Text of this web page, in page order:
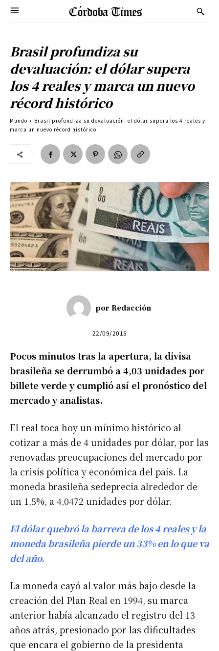
Brasil profundiza su
devaluación: el dólar supera
los 4 reales y marca un nuevo
récord histórico
Mundo
Brasil profundiza su devaluación: el dólar supera los 4 reales y
marca un nuevo récord histórico
por Redacción
22/09/2015
Pocos minutos tras la apertura, la divisa
brasileña se derrumbó a 4,03 unidades por
billete verde y cumplió así el pronóstico del
mercado y analistas.
El real toca hoy un mínimo histórico al
cotizar a más de 4 unidades por dólar, por las
renovadas preocupaciones del mercado por
la crisis política y económica del país. La
moneda brasileña sedeprecia alrededor de
un 1,5%, a 4,0472 unidades por dólar.
El dólar quebró la barrera de los 4 reales y la
moneda brasileña pierde un 33% en lo que va
del año.
La moneda cayó al valor más bajo desde la
creación del Plan Real en 1994, su marca
anterior había alcanzado el registro del 13
años atrás, presionado por las dificultades
que encara el gobierno de la presidenta